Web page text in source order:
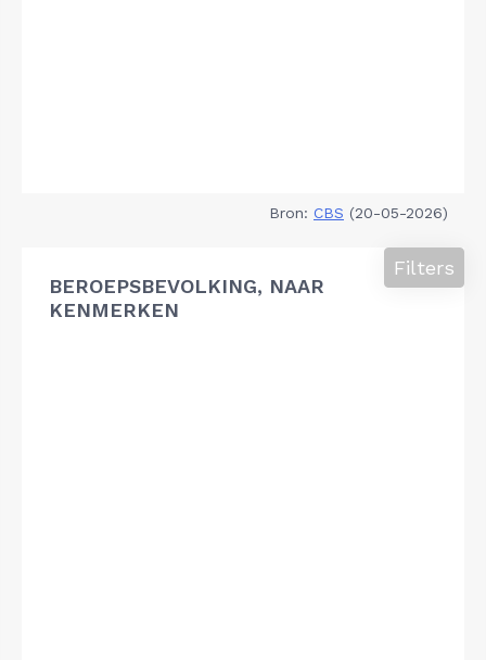
Bron: CBS (20-05-2026)
BEROEPSBEVOLKING, NAAR
KENMERKEN
Filters